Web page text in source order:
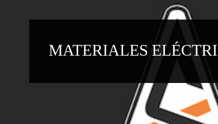
MATERIALES